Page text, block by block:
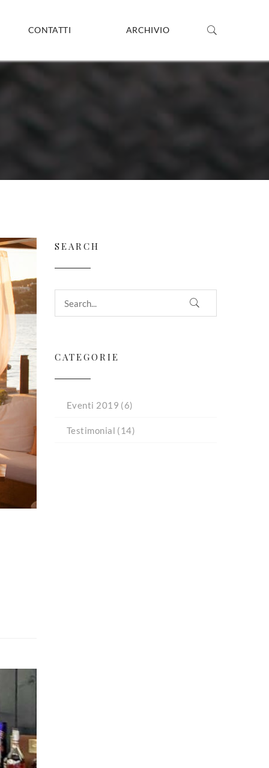
CONTATTI ARCHIVIO
SEARCH
CATEGORIE
Eventi 2019 (6)
Testimonial (14)